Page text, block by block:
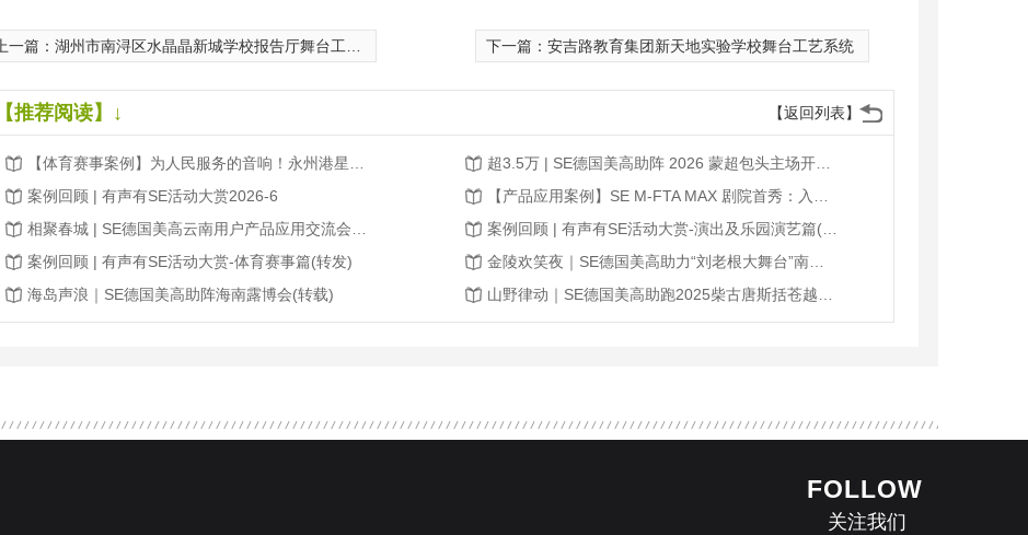
上一篇： 湖州市南浔区水晶晶新城学校报告厅舞台工艺系统 下一篇： 安吉路教育集团新天地实验学校舞台工艺系统
【返回列表】
【推荐阅读】↓
案例回顾 | 有声有SE活动大赏2026-6
案例回顾 | 有声有SE活动大赏-体育赛事篇(转发)
海岛声浪｜SE德国美高助阵海南露博会(转载)
FOLLOW
关注我们